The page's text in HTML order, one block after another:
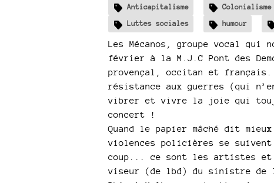
Anticapitalisme Colonialisme
Luttes sociales
humour
Les Mécanos, groupe vocal
février à la M.J.C Pont des
provençal, occitan et
résistance aux guerres (qui
vibrer et vivre la joie qui
concert !
Quand le papier mâché dit
violences policières se
coup... ce sont les artistes et
viseur (de lbd) du sinistre de